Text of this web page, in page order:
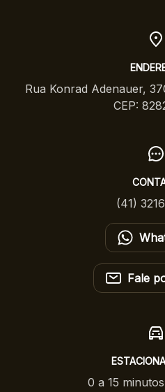
Rua Konrad Adenauer,
CEP:
(41)
Fale
0 a 15